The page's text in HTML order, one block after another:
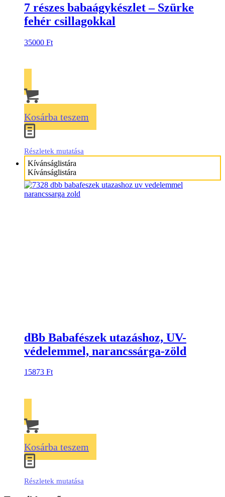
7 részes babaágykészlet – Szürke
fehér csillagokkal
35000 Ft
Kosárba teszem
Részletek mutatása
Kívánságlistára
Kívánságlistára
dBb Babafészek utazáshoz, UV-
védelemmel, narancssárga-zöld
15873 Ft
Kosárba teszem
Részletek mutatása